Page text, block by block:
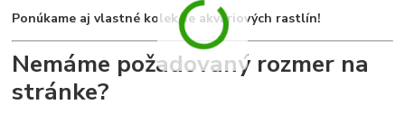
Ponúkame aj vlastné kolekcie akváriových rastlín!
Nemáme požadovaný rozmer na
stránke?